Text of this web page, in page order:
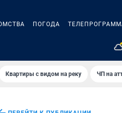
ПОГОДА
Квартиры с видом на реку ЧП на